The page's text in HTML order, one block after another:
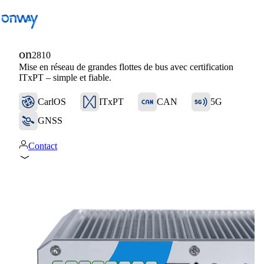
Connecter les sites et les équipements
Contrôler l’accès au réseau
Sécurité
Connecter les sites et les équipements
Solutions Connecter les sites et les équipements
on2810
Mise en réseau de grandes flottes de bus avec certification
ITxPT – simple et fiable.
CarlOS ITxPT CAN
5G
GNSS
Contact